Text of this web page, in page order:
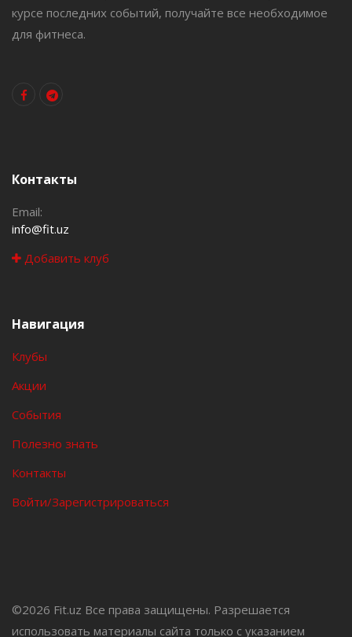
курсе последних событий, получайте все необходимое
для фитнеса.
Контакты
Email:
info@fit.uz
Добавить клуб
Навигация
Клубы
Акции
События
Полезно знать
Контакты
Войти/Зарегистрироваться
©2026 Fit.uz Все права защищены. Разрешается
использовать материалы сайта только с указанием